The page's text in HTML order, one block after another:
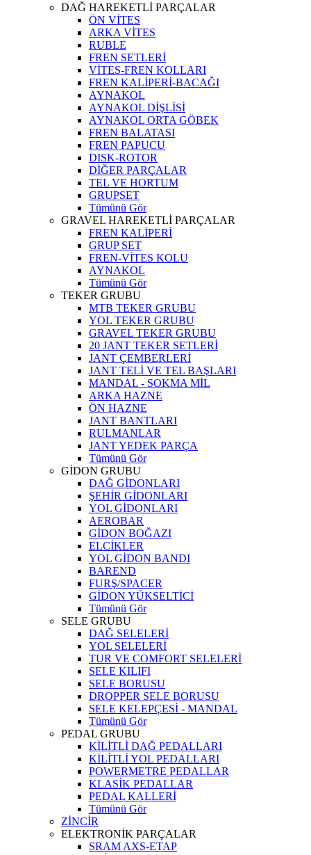
DAĞ HAREKETLİ PARÇALAR
ÖN VİTES
ARKA VİTES
RUBLE
FREN SETLERİ
VİTES-FREN KOLLARI
FREN KALİPERİ-BACAĞI
AYNAKOL
AYNAKOL DİŞLİSİ
AYNAKOL ORTA GÖBEK
FREN BALATASI
FREN PAPUCU
DISK-ROTOR
DİĞER PARÇALAR
TEL VE HORTUM
GRUPSET
Tümünü Gör
GRAVEL HAREKETLİ PARÇALAR
FREN KALİPERİ
GRUP SET
FREN-VİTES KOLU
AYNAKOL
Tümünü Gör
TEKER GRUBU
MTB TEKER GRUBU
YOL TEKER GRUBU
GRAVEL TEKER GRUBU
20 JANT TEKER SETLERİ
JANT ÇEMBERLERİ
JANT TELİ VE TEL BAŞLARI
MANDAL - SOKMA MİL
ARKA HAZNE
ÖN HAZNE
JANT BANTLARI
RULMANLAR
JANT YEDEK PARÇA
Tümünü Gör
GİDON GRUBU
DAĞ GİDONLARI
ŞEHİR GİDONLARI
YOL GİDONLARI
AEROBAR
GİDON BOĞAZI
ELCİKLER
YOL GİDON BANDI
BAREND
FURŞ/SPACER
GİDON YÜKSELTİCİ
Tümünü Gör
SELE GRUBU
DAĞ SELELERİ
YOL SELELERİ
TUR VE COMFORT SELELERİ
SELE KILIFI
SELE BORUSU
DROPPER SELE BORUSU
SELE KELEPÇESİ - MANDAL
Tümünü Gör
PEDAL GRUBU
KİLİTLİ DAĞ PEDALLARI
KİLİTLİ YOL PEDALLARI
POWERMETRE PEDALLAR
KLASİK PEDALLAR
PEDAL KALLERİ
Tümünü Gör
ZİNCİR
ELEKTRONİK PARÇALAR
SRAM AXS-ETAP